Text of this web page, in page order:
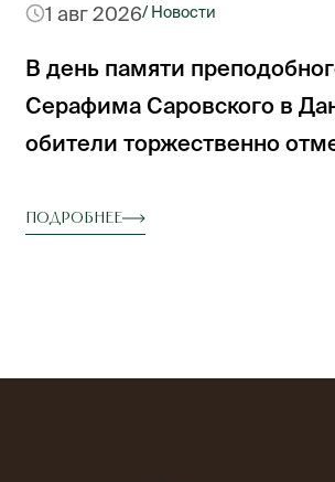
1 авг 2026/ Новости
В день памяти
Серафима Саровского в
обители торжественно
Подробнее